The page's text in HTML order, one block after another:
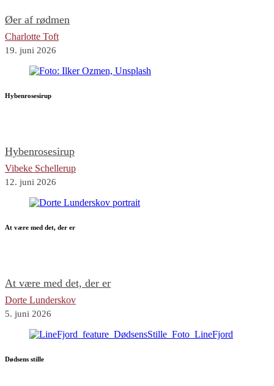
Øer af rødmen
Charlotte Toft
19. juni 2026
Hybenrosesirup
Hybenrosesirup
Vibeke Schellerup
12. juni 2026
At være med det, der er
At være med det, der er
Dorte Lunderskov
5. juni 2026
Dødsens stille